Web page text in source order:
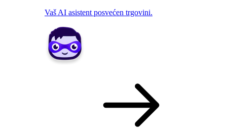
Vaš AI asistent posvećen trgovini.